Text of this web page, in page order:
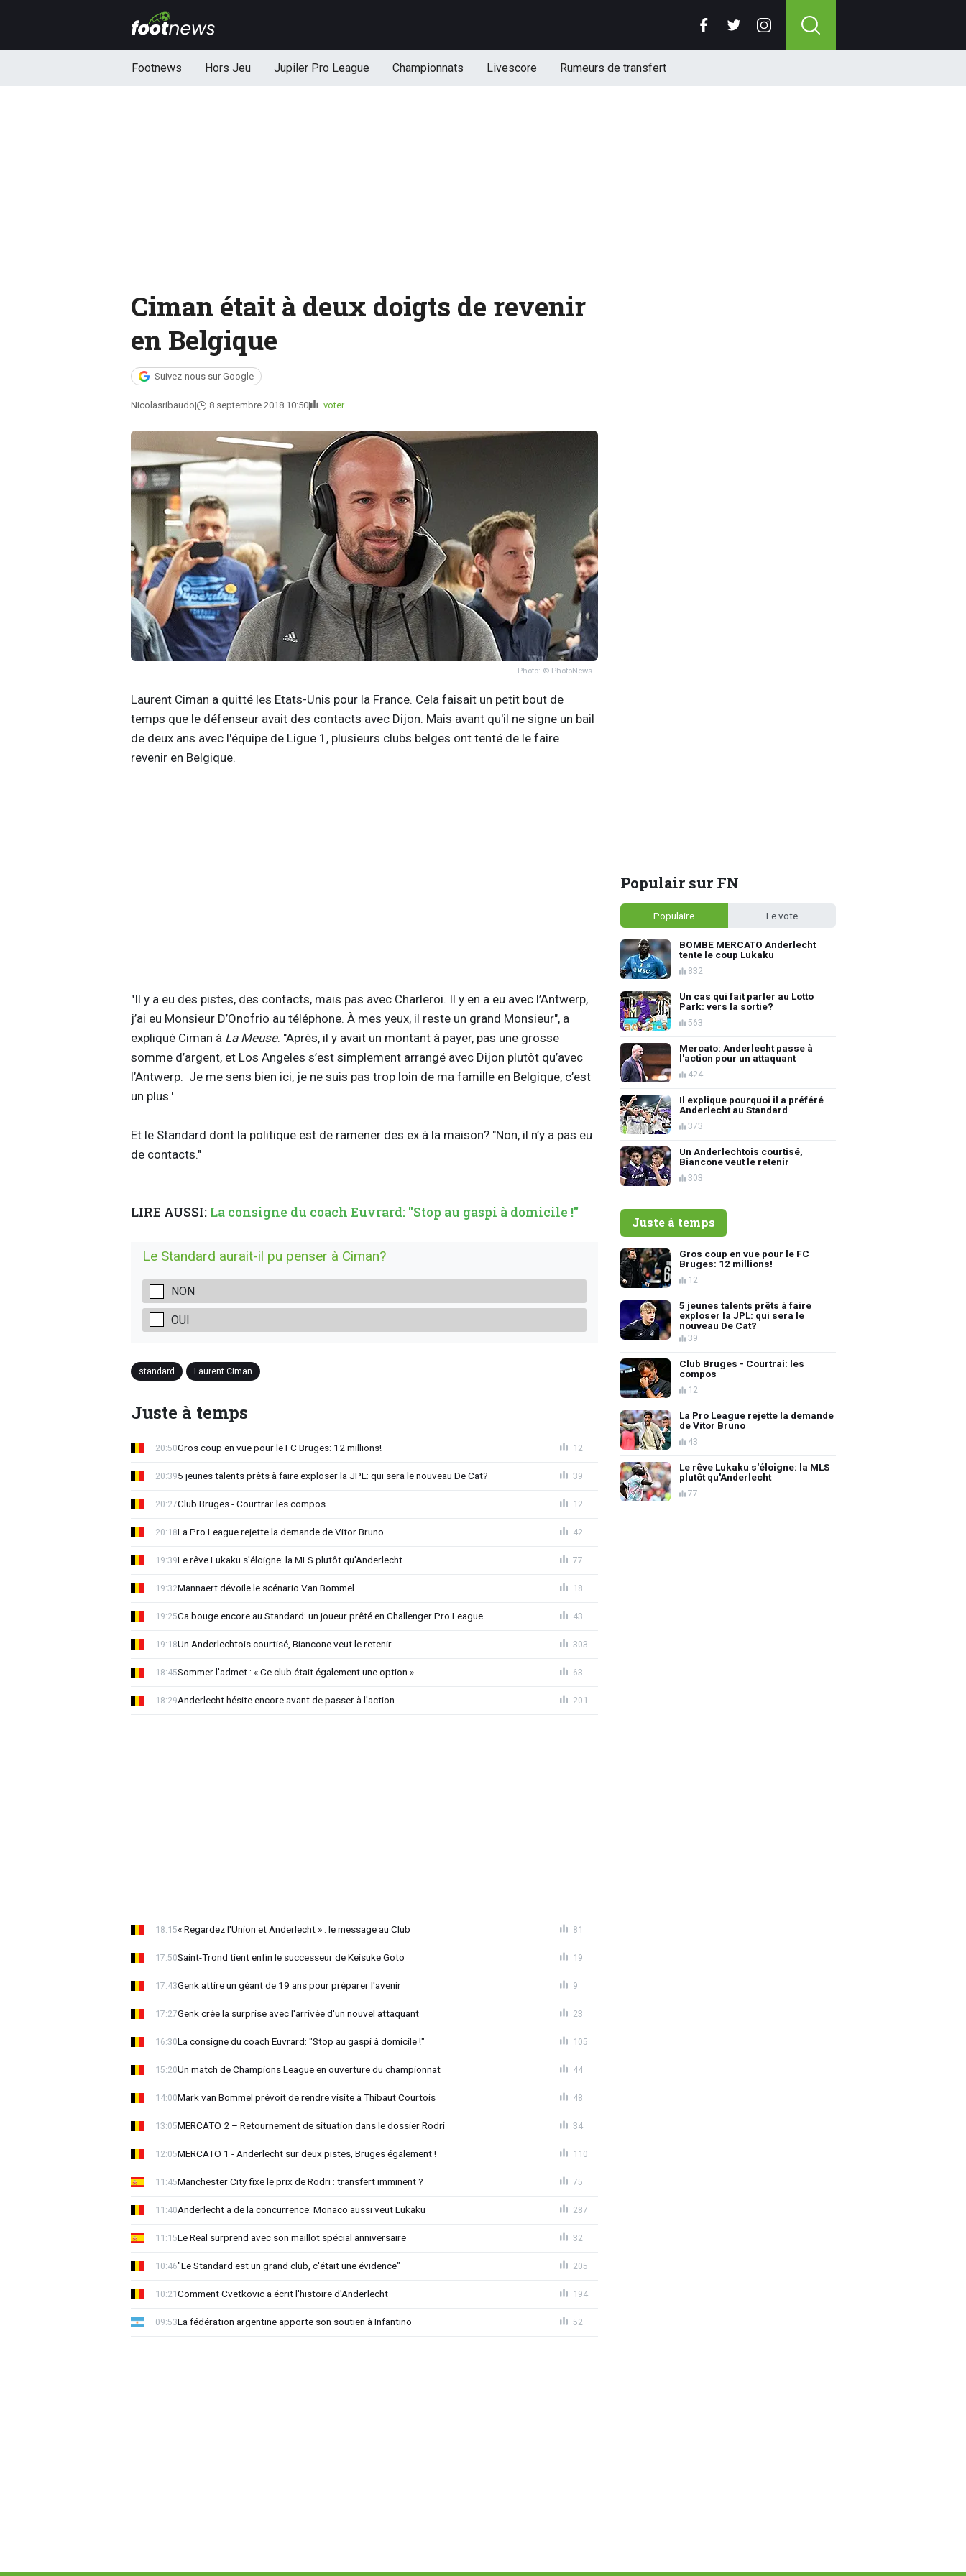
Footnews Hors Jeu Jupiler Pro League Championnats Livescore Rumeurs de transfert
Ciman était à deux doigts de revenir
en Belgique
Suivez-nous sur Google
Nicolasribaudo 8 septembre 2018 10:50 voter
Photo: © PhotoNews
Laurent Ciman a quitté les Etats-Unis pour la France. Cela faisait un petit bout de
temps que le défenseur avait des contacts avec Dijon. Mais avant qu'il ne signe un bail
de deux ans avec l'équipe de Ligue 1, plusieurs clubs belges ont tenté de le faire
revenir en Belgique.
"Il y a eu des pistes, des contacts, mais pas avec Charleroi. Il y en a eu avec l’Antwerp,
j’ai eu Monsieur D’Onofrio au téléphone. À mes yeux, il reste un grand Monsieur", a
expliqué Ciman à La Meuse. "Après, il y avait un montant à payer, pas une grosse
somme d’argent, et Los Angeles s’est simplement arrangé avec Dijon plutôt qu’avec
l’Antwerp. Je me sens bien ici, je ne suis pas trop loin de ma famille en Belgique, c’est
un plus.'
Et le Standard dont la politique est de ramener des ex à la maison? "Non, il n’y a pas eu
de contacts."
LIRE AUSSI: La consigne du coach Euvrard: "Stop au gaspi à domicile !"
Le Standard aurait-il pu penser à Ciman?
NON
OUI
standard Laurent Ciman
Juste à temps
Gros coup en vue pour le FC Bruges: 12 millions!
20:50 12
5 jeunes talents prêts à faire exploser la JPL: qui sera le nouveau De Cat?
20:39 39
Club Bruges - Courtrai: les compos
20:27 12
La Pro League rejette la demande de Vitor Bruno
20:18 42
Le rêve Lukaku s'éloigne: la MLS plutôt qu'Anderlecht
19:39 77
Mannaert dévoile le scénario Van Bommel
19:32 18
Ca bouge encore au Standard: un joueur prêté en Challenger Pro League
19:25 43
Un Anderlechtois courtisé, Biancone veut le retenir
19:18 303
Sommer l'admet : « Ce club était également une option »
18:45 63
Anderlecht hésite encore avant de passer à l'action
18:29 201
« Regardez l'Union et Anderlecht » : le message au Club
18:15 81
Saint-Trond tient enfin le successeur de Keisuke Goto
17:50 19
Genk attire un géant de 19 ans pour préparer l'avenir
17:43 9
Genk crée la surprise avec l'arrivée d'un nouvel attaquant
17:27 23
La consigne du coach Euvrard: "Stop au gaspi à domicile !"
16:30 105
Un match de Champions League en ouverture du championnat
15:20 44
Mark van Bommel prévoit de rendre visite à Thibaut Courtois
14:00 48
MERCATO 2 – Retournement de situation dans le dossier Rodri
13:05 34
MERCATO 1 - Anderlecht sur deux pistes, Bruges également !
12:05 110
Manchester City fixe le prix de Rodri : transfert imminent ?
11:45 75
Anderlecht a de la concurrence: Monaco aussi veut Lukaku
11:40 287
Le Real surprend avec son maillot spécial anniversaire
11:15 32
"Le Standard est un grand club, c'était une évidence"
10:46 205
Comment Cvetkovic a écrit l'histoire d'Anderlecht
10:21 194
La fédération argentine apporte son soutien à Infantino
09:53 52
Populair sur FN
Populaire Le vote
BOMBE MERCATO Anderlecht
tente le coup Lukaku
832
Un cas qui fait parler au Lotto
Park: vers la sortie?
563
Mercato: Anderlecht passe à
l'action pour un attaquant
424
Il explique pourquoi il a préféré
Anderlecht au Standard
373
Un Anderlechtois courtisé,
Biancone veut le retenir
303
Juste à temps
Gros coup en vue pour le FC
Bruges: 12 millions!
12
5 jeunes talents prêts à faire
exploser la JPL: qui sera le
nouveau De Cat?
39
Club Bruges - Courtrai: les
compos
12
La Pro League rejette la demande
de Vitor Bruno
43
Le rêve Lukaku s'éloigne: la MLS
plutôt qu'Anderlecht
77